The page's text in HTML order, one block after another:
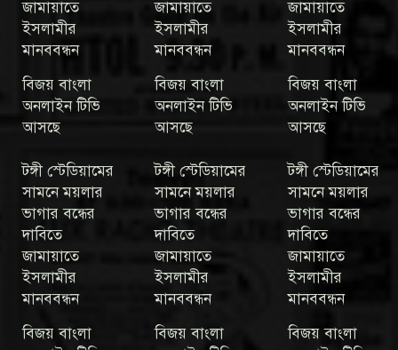
জামায়াতে
ইসলামীর
মানববন্ধন
বিজয় বাংলা
অনলাইন টিভি
আসছে
জামায়াতে
ইসলামীর
মানববন্ধন
বিজয় বাংলা
অনলাইন টিভি
আসছে
জামায়াতে
ইসলামীর
মানববন্ধন
বিজয় বাংলা
অনলাইন টিভি
আসছে
টঙ্গী স্টেডিয়ামের
সামনে ময়লার
ভাগার বন্ধের
দাবিতে
জামায়াতে
ইসলামীর
মানববন্ধন
বিজয় বাংলা
টঙ্গী স্টেডিয়ামের
সামনে ময়লার
ভাগার বন্ধের
দাবিতে
জামায়াতে
ইসলামীর
মানববন্ধন
বিজয় বাংলা
টঙ্গী স্টেডিয়ামের
সামনে ময়লার
ভাগার বন্ধের
দাবিতে
জামায়াতে
ইসলামীর
মানববন্ধন
বিজয় বাংলা